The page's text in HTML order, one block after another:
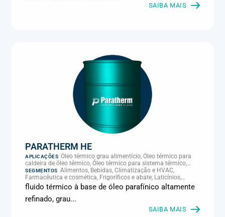
SAIBA MAIS
PARATHERM HE
APLICAÇÕES Óleo térmico grau alimentício, Óleo térmico para
caldeira de óleo térmico, Óleo térmico para sistema térmico,
Óleo térmico para transferência de calor, Transferência térmica
SEGMENTOS Alimentos, Bebidas, Climatização e HVAC,
Farmacêutica e cosmética, Frigoríficos e abate, Laticínios,
Panificação, Química e petroquímica, Supermercados e
refrigeração comercial
fluido térmico à base de óleo parafínico altamente
refinado, grau...
SAIBA MAIS